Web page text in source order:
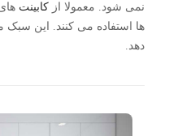
نمی شود. معمولا از کابینت
ها استفاده می کنند. این سبک
دهد.